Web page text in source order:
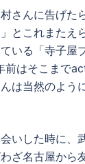
さんに告げた
とこれまたえ
いる「寺子屋
はそこまで
は当然のよう
いした時に、
ざ名古屋から